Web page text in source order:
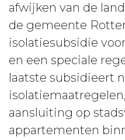
afwijken van de
de gemeente
isolatiesubsidie
en een speciale
laatste subsidieert
aansluiting op
appartementen